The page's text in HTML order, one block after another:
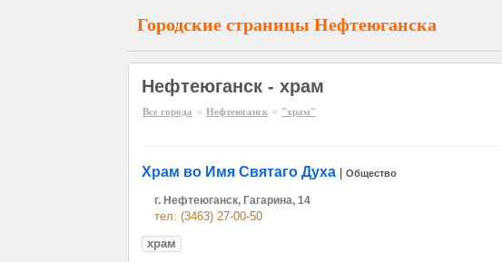
Городские страницы Нефтеюганска
Нефтеюганск - храм
Все города » Нефтеюганск » "храм"
Xрам во Имя Святаго Духа Общество
г. Нефтеюганск, Гагарина, 14
тел: (3463) 27-00-50
храм